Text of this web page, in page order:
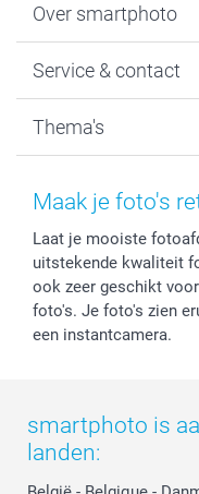
Fotoboeken
Fotocadeaus
Kaarten
Over smartphoto
Vacatures
Bestelproces
Herroepingsrecht
Cookiebeleid
Reviews
Prijslijst
Investor Relations
Service & contact
Tevredenheidsgarantie
Mijn orderstatus
smartbonus
smartfriends
service@smartphoto.nl
Affiliate
Partnerships
Thema's
Baby
Moederdag
Vaderdag
Huwelijk
Maak je foto's
Laat je mooiste
uitstekende kwaliteit
ook zeer geschikt
foto's. Je foto's zien
een instantcamera.
smartphoto is
landen: